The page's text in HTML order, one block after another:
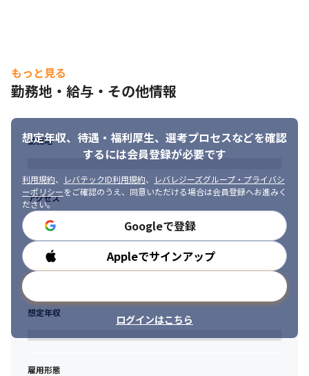
もっと見る
勤務地・給与・その他情報
想定年収、待遇・福利厚生、 選考プロセスなどを確認
するには会員登録が必要です
利用規約、 レバテックID利用規約、
レバレジーズグループ・プライバシ
ーポリシーをご確認のうえ、同意いただける場合は会員登録へお進みく
ださい。
Googleで登録
Appleでサインアップ
ログインはこちら
勤務地
アクセス
勤務時間
想定年収
雇用形態